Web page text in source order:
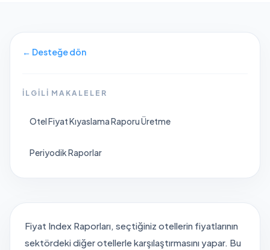
← Desteğe dön
İLGILI MAKALELER
Otel Fiyat Kıyaslama Raporu Üretme
Periyodik Raporlar
Fiyat Index Raporları, seçtiğiniz otellerin fiyatlarının
sektördeki diğer otellerle karşılaştırmasını yapar. Bu